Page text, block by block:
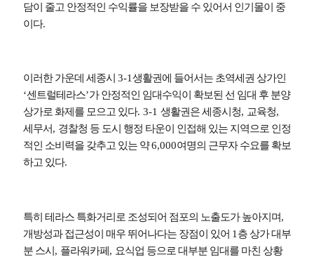
담이 줄고 안정적인 수익률을 보장받을 수 있어서 인기몰이 중
이다.
이러한 가운데 세종시 3-1생활권에 들어서는 초역세권 상가인
‘센트럴테라스’가 안정적인 임대수익이 확보된 선 임대 후 분양
상가로 화제를 모으고 있다. 3-1 생활권은 세종시청, 교육청,
세무서, 경찰청 등 도시 행정 타운이 인접해 있는 지역으로 인정
적인 소비력을 갖추고 있는 약6,000여명의 근무자 수요를 확보
하고 있다.
특히 테라스 특화거리로 조성되어 점포의 노출도가 높아지며,
개방성과 접근성이 매우 뛰어나다는 장점이 있어 1 층 상가 대부
분 스시, 플라워카페, 요식업 등으로 대부분 임대를 마친 상황